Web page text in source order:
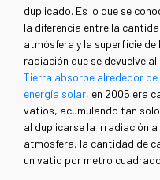
duplicado. Es lo que se
la diferencia entre la
atmósfera y la superficie
radiación que se devuelve
Tierra absorbe alrededor
energía solar, en 2005 era
vatios, acumulando tan
al duplicarse la irradiación
atmósfera, la cantidad de
un vatio por metro